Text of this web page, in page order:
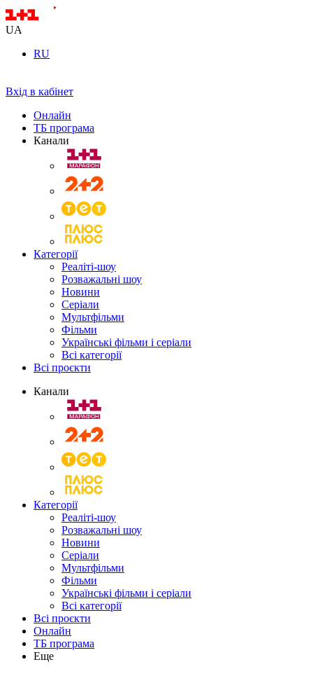
UA
RU
Вхід в кабінет
Онлайн
ТБ програма
Канали
Категорії
Реаліті-шоу
Розважальні шоу
Новини
Серіали
Мультфільми
Фільми
Українські фільми і серіали
Всі категорії
Всі проєкти
Канали
Категорії
Реаліті-шоу
Розважальні шоу
Новини
Серіали
Мультфільми
Фільми
Українські фільми і серіали
Всі категорії
Всі проєкти
Онлайн
ТБ програма
Еще